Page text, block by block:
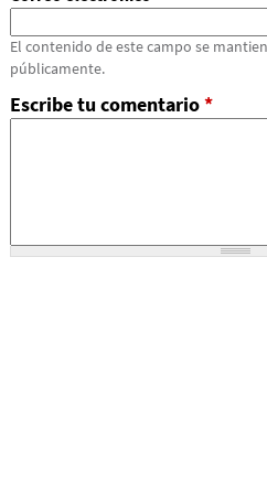
El contenido de este campo se
públicamente.
Escribe tu comentario*